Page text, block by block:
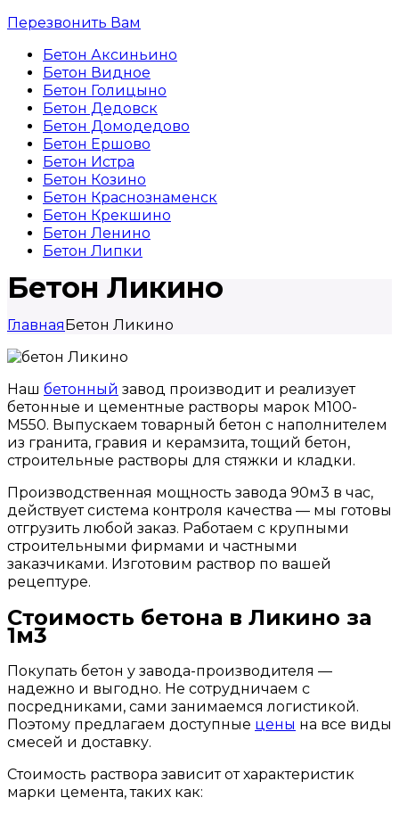
Перезвонить Вам
Бетон Аксиньино
Бетон Видное
Бетон Голицыно
Бетон Дедовск
Бетон Домодедово
Бетон Ершово
Бетон Истра
Бетон Козино
Бетон Краснознаменск
Бетон Крекшино
Бетон Ленино
Бетон Липки
Бетон Ликино
ГлавнаяБетон Ликино
Наш бетонный завод производит и реализует
бетонные и цементные растворы марок М100-
М550. Выпускаем товарный бетон с наполнителем
из гранита, гравия и керамзита, тощий бетон,
строительные растворы для стяжки и кладки.
Производственная мощность завода 90м3 в час,
действует система контроля качества — мы готовы
отгрузить любой заказ. Работаем с крупными
строительными фирмами и частными
заказчиками. Изготовим раствор по вашей
рецептуре.
Стоимость бетона в Ликино за
1м3
Покупать бетон у завода-производителя —
надежно и выгодно. Не сотрудничаем с
посредниками, сами занимаемся логистикой.
Поэтому предлагаем доступные цены на все виды
смесей и доставку.
Стоимость раствора зависит от характеристик
марки цемента, таких как: